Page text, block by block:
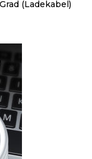
(Ladekabel)